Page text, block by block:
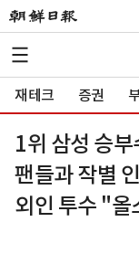
재테크 증권
1위 삼성 승
팬들과 작별
외인 투수 "올